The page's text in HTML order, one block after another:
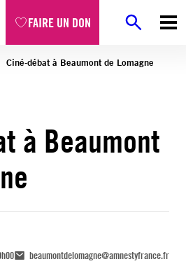
FAIRE UN DON
Ciné-débat à Beaumont de Lomagne
à Beaumont
beaumontdelomagne@amnestyfrance.fr